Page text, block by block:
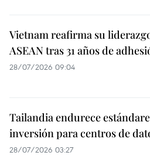
Vietnam reafirma su
ASEAN tras 31 años de
28/07/2026 09:04
Tailandia endurece
inversión para centros de
28/07/2026 03:27